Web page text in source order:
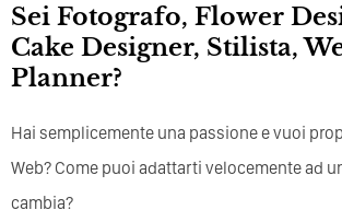
Sei Fotografo, Flower
Cake Designer, Stilista,
Planner?
Hai semplicemente una passione e vuoi
Web? Come puoi adattarti velocemente ad
cambia?